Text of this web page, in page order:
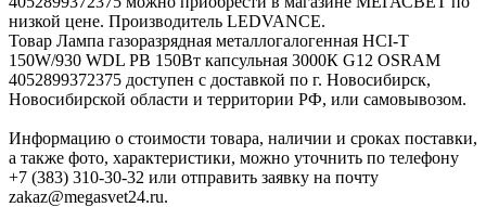
низкой цене. Производитель LEDVANCE.
Товар Лампа газоразрядная металлогалогенная HCI-T
150W/930 WDL PB 150Вт капсульная 3000К G12 OSRAM
4052899372375 доступен с доставкой по г. Новосибирск,
Новосибирской области и территории РФ, или самовывозом.
Информацию о стоимости товара, наличии и сроках поставки,
а также фото, характеристики, можно уточнить по телефону
+7 (383) 310-30-32 или отправить заявку на почту
zakaz@megasvet24.ru.